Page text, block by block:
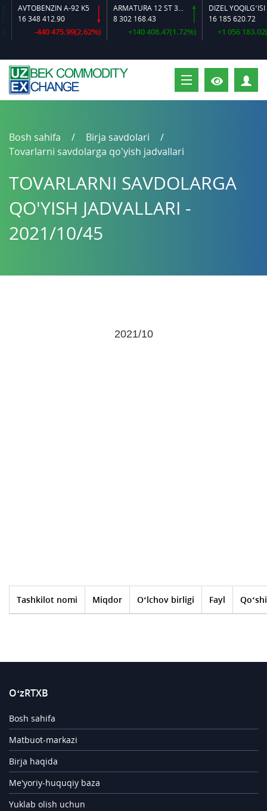
AVTOBENZIN A-92 K5
16 348 412.90
-440 475.99(2.62%)
ARMATURA 12 ST 35 GS O‘LCHAMLI
8 302 168.43
+140 408.47(1.72%)
DIZEL YOQILG‘ISI
16 185 620.72
+1 056
Bosh sahifa
Birja savdolari
Tovarlarni savdolarga qo'yish jadvallari
TOVARLARNI SAVDOLARGA
QO'YISH JADVALLARI -
2021/10/45
2021/10
Tashkilot nomi Miqdor O‘lchov birligi Fayl
O‘zRTXB
Bosh sahifa
Matbuot-markazi
Birja haqida
Me'yoriy-huquqiy baza
Yuklab olish uchun